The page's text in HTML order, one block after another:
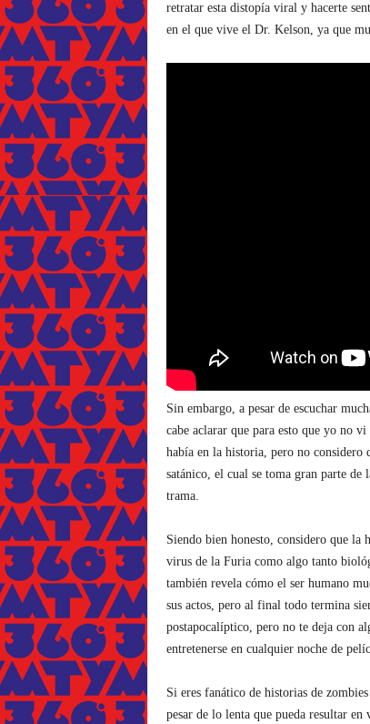
retratar esta distopía viral y hacerte
en el que vive el Dr. Kelson, ya que
Sin embargo, a pesar de escuchar
cabe aclarar que para esto que yo no
había en la historia, pero no considero
satánico, el cual se toma gran parte de
trama.
Siendo bien honesto, considero que la
virus de la Furia como algo tanto
también revela cómo el ser humano
sus actos, pero al final todo termina
postapocalíptico, pero no te deja con
entretenerse en cualquier noche de
Si eres fanático de historias de
pesar de lo lenta que pueda resultar en